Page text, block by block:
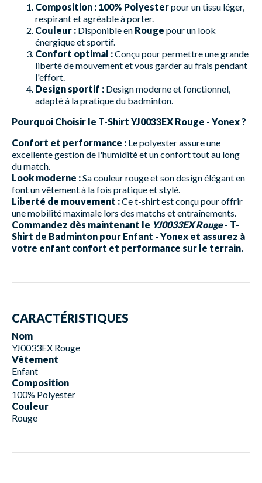
Composition : 100% Polyesterpour un tissu léger,
respirant et agréable à porter.
Couleur : Disponible en Rouge pour un look
énergique et sportif.
Confort optimal :Conçu pour permettre une grande
liberté de mouvement et vous garder au frais pendant
l'effort.
Design sportif : Design moderne et fonctionnel,
adapté à la pratique du badminton.
Pourquoi Choisir le T-Shirt YJ0033EX Rouge - Yonex ?
Confort et performance : Le polyester assure une
excellente gestion de l'humidité et un confort tout au long
du match.
Look moderne :Sa couleur rouge et son design élégant en
font un vêtement à la fois pratique et stylé.
Liberté de mouvement :Ce t-shirt est conçu pour offrir
une mobilité maximale lors des matchs et entraînements.
Commandez dès maintenant le YJ0033EX Rouge- T-
Shirt de Badminton pour Enfant - Yonex et assurez à
votre enfant confort et performance sur le terrain.
CARACTÉRISTIQUES
Nom
YJ0033EX Rouge
Vêtement
Enfant
Composition
100% Polyester
Couleur
Rouge